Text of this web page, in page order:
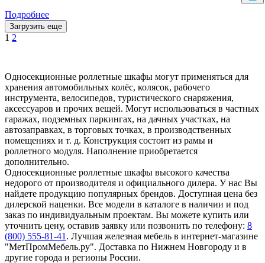
Подробнее
Загрузить еще
1 2
Односекционные роллетные шкафы могут применяться для
хранения автомобильных колёс, колясок, рабочего
инструмента, велосипедов, туристического снаряжения,
аксессуаров и прочих вещей. Могут использоваться в частных
гаражах, подземных паркингах, на дачных участках, на
автозаправках, в торговых точках, в производственных
помещениях и т. д. Конструкция состоит из рамы и
роллетного модуля. Наполнение приобретается
дополнительно.
Односекционные роллетные шкафы высокого качества
недорого от производителя и официального дилера. У нас Вы
найдете продукцию популярных брендов. Доступная цена без
дилерской наценки. Все модели в каталоге в наличии и под
заказ по индивидуальным проектам. Вы можете купить или
уточнить цену, оставив заявку или позвонить по телефону: 8
(800) 555-81-41 . Лучшая железная мебель в интернет-магазине
"МетПромМебель.ру". Доставка по Нижнем Новгороду и в
другие города и регионы России.